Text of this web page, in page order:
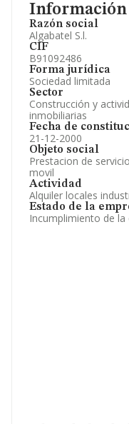
Información
Razón social
Algabatel S.l.
CIF
B91092486
Forma jurídica
Sociedad limitada
Sector
Construcción y
inmobiliarias
Fecha de
21-12-2000
Objeto social
Prestacion de
movil
Actividad
Alquiler locales
Estado de la
Incumplimiento de